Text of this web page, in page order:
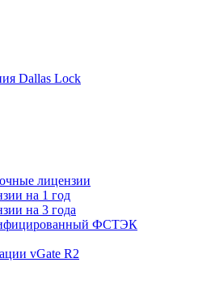
Dallas Lock
лицензии
на 1 год
на 3 года
ФСТЭК
vGate R2